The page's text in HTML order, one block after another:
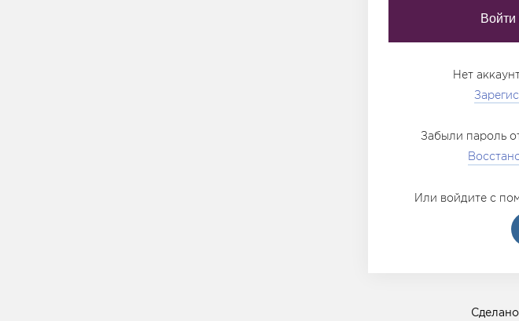
Нет
Забыли пароль
Или войдите с